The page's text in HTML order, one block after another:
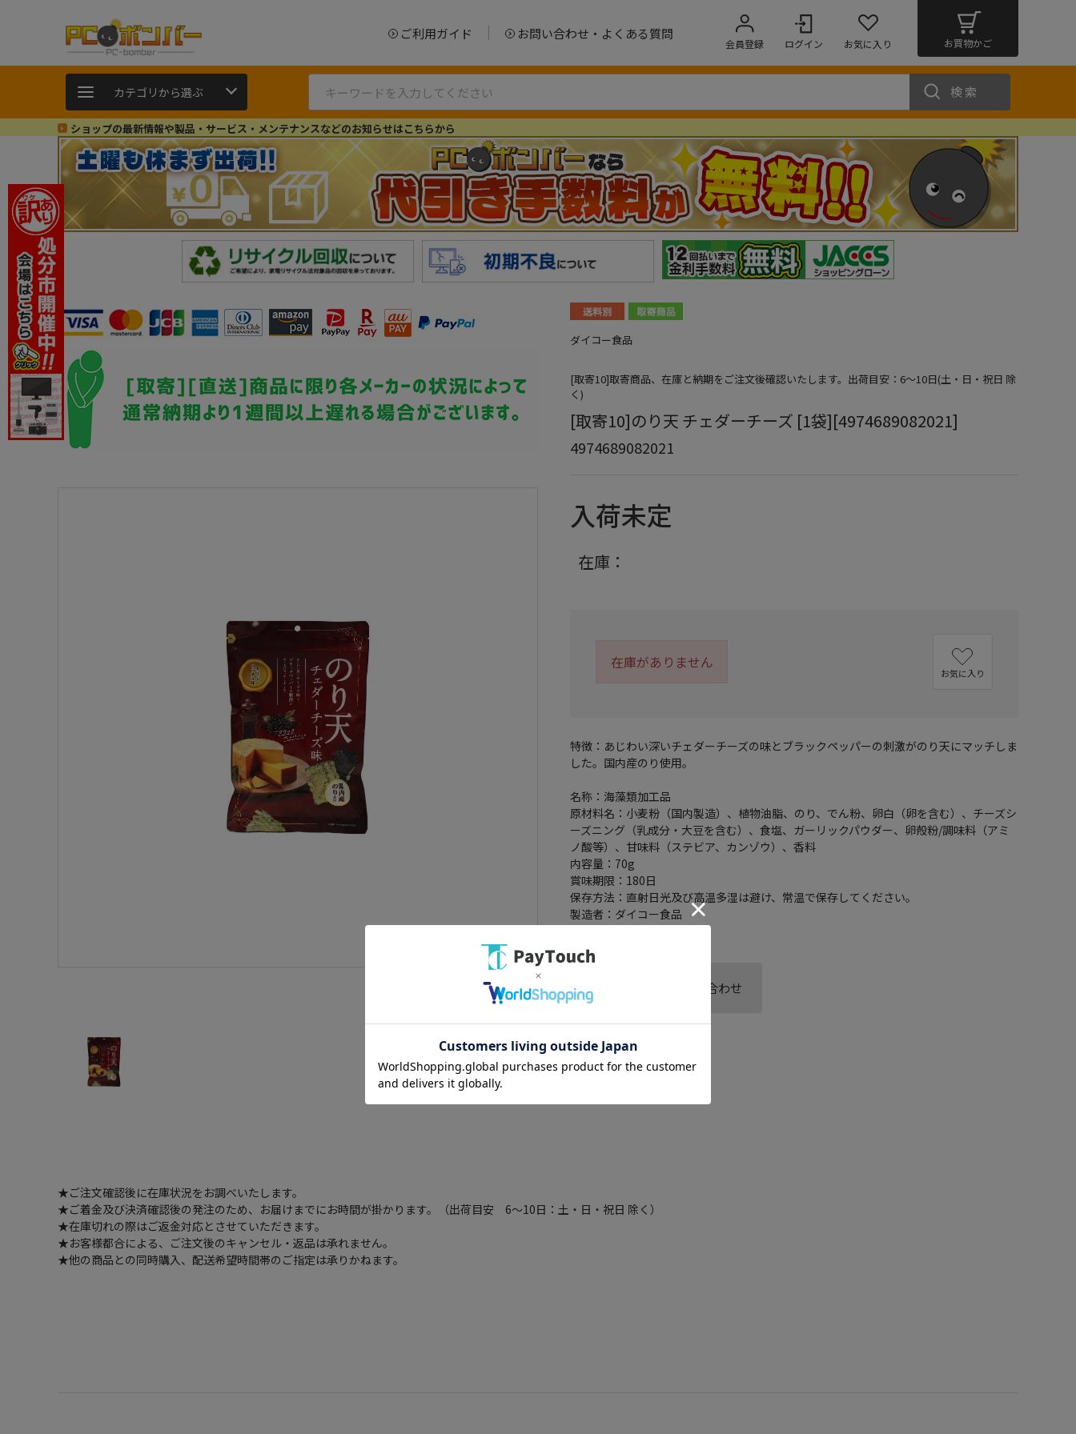
ご利用ガイド お問い合わせ・よくある質問
会員登録 ログイン お気に入り お買物かご
カテゴリから選ぶ 検索
ショップの最新情報や製品・サービス・メンテナンスなどのお知らせはこちらから
ダイコー食品
[取寄10]取寄商品、在庫と納期をご注文後確認いたします。出荷目安：6～10日(土・日・祝日 除
く)
[取寄10]のり天 チェダーチーズ [1袋][4974689082021]
4974689082021
入荷未定
在庫：
在庫がありません
お気に入り
特徴：あじわい深いチェダーチーズの味とブラックペッパーの刺激がのり天にマッチしま
した。国内産のり使用。
名称：海藻類加工品
原材料名：小麦粉（国内製造）、植物油脂、のり、でん粉、卵白（卵を含む）、チーズシ
ーズニング（乳成分・大豆を含む）、食塩、ガーリックパウダー、卵殻粉/調味料（アミ
ノ酸等）、甘味料（ステビア、カンゾウ）、香料
内容量：70g
賞味期限：180日
保存方法：直射日光及び高温多湿は避け、常温で保存してください。
製造者：ダイコー食品
この商品へのお問い合わせ
★ご注文確認後に在庫状況をお調べいたします。
★ご着金及び決済確認後の発注のため、お届けまでにお時間が掛かります。（出荷目安 6～10日：土・日・祝日 除く）
★在庫切れの際はご返金対応とさせていただきます。
★お客様都合による、ご注文後のキャンセル・返品は承れません。
★他の商品との同時購入、配送希望時間帯のご指定は承りかねます。